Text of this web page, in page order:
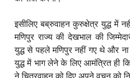
इसीलिए बब्रुवाहन कुरुक्षेत्र युद्ध में
मणिपुर राज्य की देखभाल की
युद्ध से पहले मणिपुर नहीं गए थे और ना
युद्ध में भाग लेने के लिए आमंत्रित ही
ने चित्रवाहन को दिए अपने वचन को